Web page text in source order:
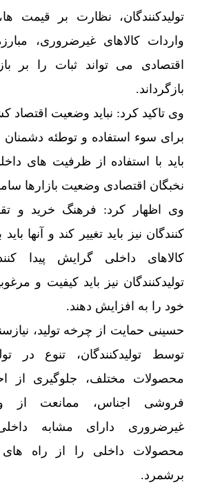
تولیدکنندگان، نظارت بر قیمت
واردات کالاهای غیرضروری،
اقتصادی می تواند ثبات را بر
بازگرداند.
وی تاکید کرد: نباید وضعیت اقتصاد
برای سوء استفاده و توطئه
باید با استفاده از ظرفیت های
نخبگان اقتصادی وضعیت بازارها
وی اظهار کرد: فرهنگ خرید و
کنندگان نیز باید تغییر کند و آنها
کالاهای داخلی گرایش پیدا
تولیدکنندگان نیز باید کیفیت و
خود را به افزایش دهند.
حسینی حمایت از چرخه تولید،
توسط تولیدکنندگان، تنوع در
محصولات مختلف، جلوگیری از
فروشی اجناس، ممانعت از
غیرضروری دارای مشابه
محصولات داخلی را از راه های
برشمرد.